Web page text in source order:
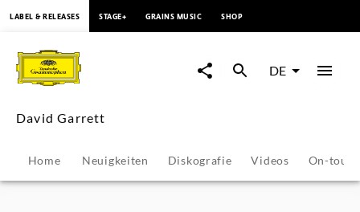
Garrett
Pressestimmen
|
LABEL & RELEASES STAGE+ GRAINS MUSIC SHOP
DE
David Garrett
Home Neuigkeiten Diskografie Videos On-tour